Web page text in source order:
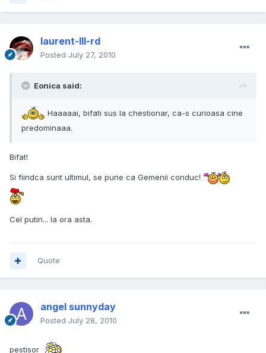
laurent-III-rd
Posted July 27, 2010
Eonica said:
Haaaaai, bifati sus la chestionar, ca-s curioasa cine
predominaaa.
Bifat!
Si fiindca sunt ultimul, se pune ca Gemenii conduc!
Cel putin... la ora asta.
Quote
angel sunnyday
Posted July 28, 2010
pestisor